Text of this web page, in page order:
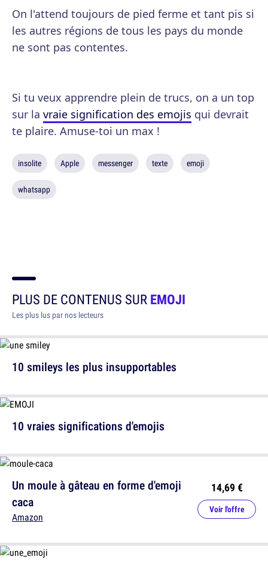
On l'attend toujours de pied ferme et tant pis si
les autres régions de tous les pays du monde
ne sont pas contentes.
Si tu veux apprendre plein de trucs, on a un top
sur la vraie signification des emojis qui devrait
te plaire. Amuse-toi un max !
insolite Apple messenger texte emoji
whatsapp
PLUS DE CONTENUS SUREMOJI
Les plus lus par nos lecteurs
10 smileys les plus insupportables
Un moule à gâteau en forme d'emoji
caca
Amazon
14,69 €
Voir l'offre
10 vraies significations d'emojis